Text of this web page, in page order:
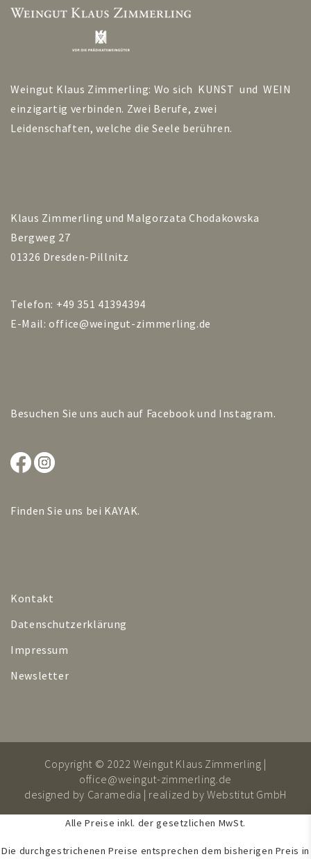
Weingut Klaus Zimmerling: Wo sich KUNST und WEIN
einzigartig verbinden. Zwei Berufe, zwei
Leidenschaften, welche die Seele berühren.
Klaus Zimmerling und Malgorzata Chodakowska
Bergweg 27
01326 Dresden-Pillnitz
Telefon: +49 351 41394394
E-Mail:office@weingut-zimmerling.de
Besuchen Sie uns auch auf Facebook und Instagram.
Finden Sie uns bei KAYAK.
Kontakt
Datenschutzerklärung
Impressum
Newsletter
Copyright © 2022 Weingut Klaus Zimmerling |
office@weingut-zimmerling.de
designed by Caramedia | realized byWebstitut GmbH
Alle Preise inkl. der gesetzlichen MwSt.
Die durchgestrichenen Preise entsprechen dem bisherigen Preis in